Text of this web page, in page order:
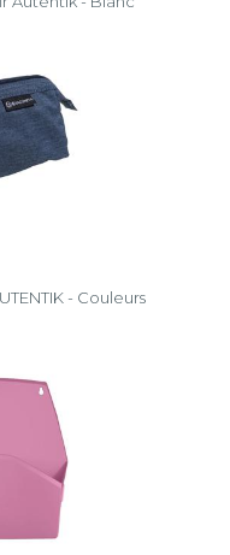
- Couleurs